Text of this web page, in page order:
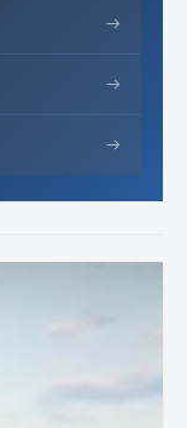
→
→
→